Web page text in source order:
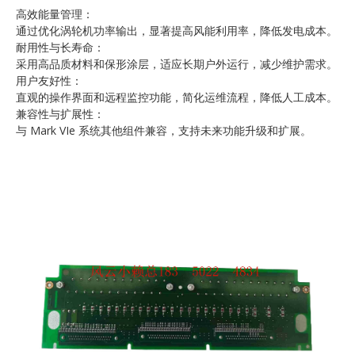
高效能量管理：
通过优化涡轮机功率输出，显著提高风能利用率，降低发电成本。
耐用性与长寿命：
采用高品质材料和保形涂层，适应长期户外运行，减少维护需求。
用户友好性：
直观的操作界面和远程监控功能，简化运维流程，降低人工成本。
兼容性与扩展性：
与 Mark VIe 系统其他组件兼容，支持未来功能升级和扩展。